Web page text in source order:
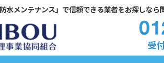
水メンテナンス」で信頼できる業者をお探しなら
受